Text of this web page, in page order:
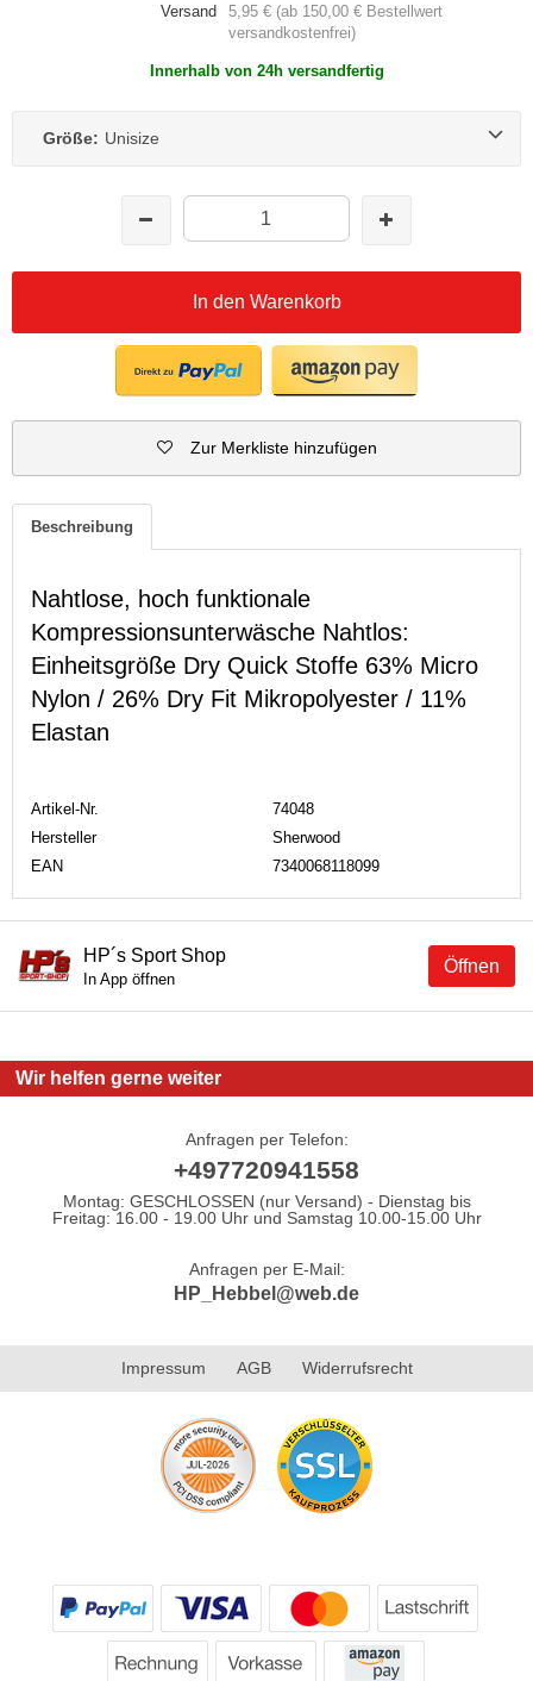
Versand
5,95 € (ab 150,00 € Bestellwert
versandkostenfrei)
Innerhalb von 24h versandfertig
Größe: Unisize
In den Warenkorb
Zur Merkliste hinzufügen
Beschreibung
Nahtlose, hoch funktionale
Kompressionsunterwäsche Nahtlos:
Einheitsgröße Dry Quick Stoffe 63% Micro
Nylon / 26% Dry Fit Mikropolyester / 11%
Elastan
Artikel-Nr.
74048
Hersteller
Sherwood
EAN
7340068118099
Öffnen
HP´s Sport Shop
In App öffnen
Wir helfen gerne weiter
Anfragen per Telefon:
+497720941558
Montag: GESCHLOSSEN (nur Versand) - Dienstag bis
Freitag: 16.00 - 19.00 Uhr und Samstag 10.00-15.00 Uhr
Anfragen per E-Mail:
HP_Hebbel@web.de
Impressum AGB Widerrufsrecht